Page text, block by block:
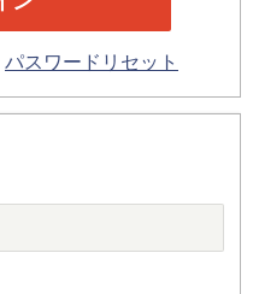
パスワードリセット